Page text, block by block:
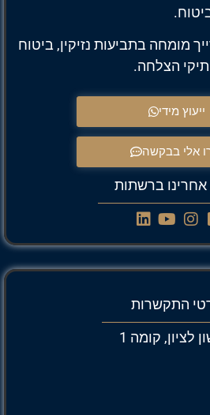
מומחה בתביעות נזיקין, ביטוח
הצלחה.
ייעוץ מידי
אלי בבקשה
אחרינו ברשתות
התקשרות